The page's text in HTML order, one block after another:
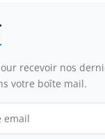
recevoir nos
votre boîte mail.